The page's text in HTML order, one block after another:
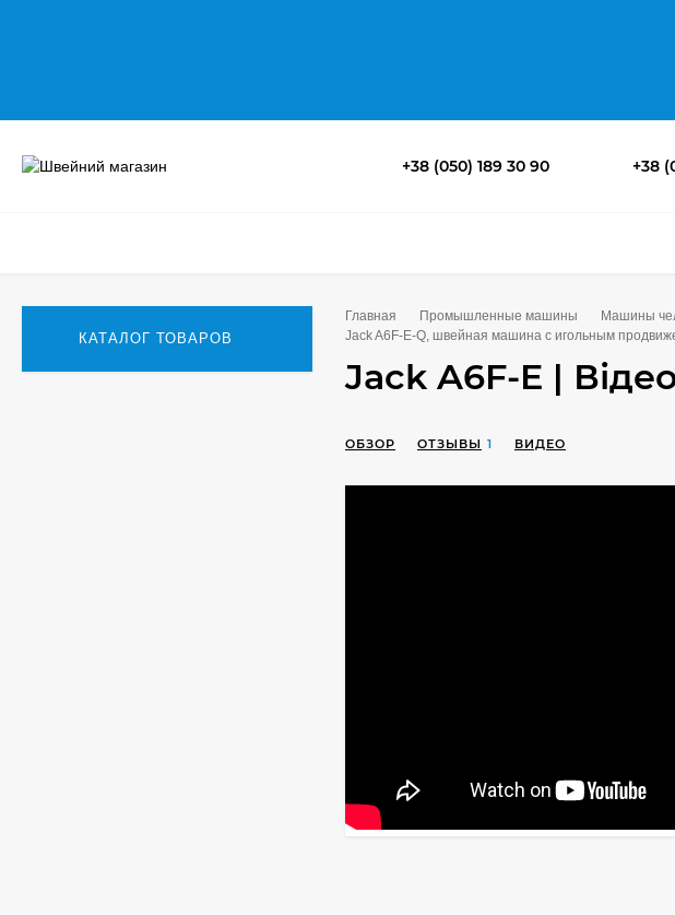
+38 (050) 189 30 90 +38
Главная Промышленные машины Машины
Jack A6F-E-Q, швейная машина с игольным
Jack A6F-E |
ОБЗОР ОТЗЫВЫ 1 ВИДЕО
КАТАЛОГ ТОВАРОВ